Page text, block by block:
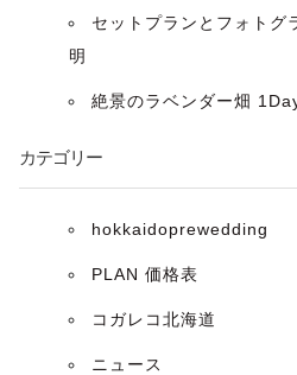
ン
セットプランとフォトグ
明
絶景のラベンダー畑
カテゴリー
hokkaidoprewedding
PLAN 価格表
コガレコ北海道
ニュース